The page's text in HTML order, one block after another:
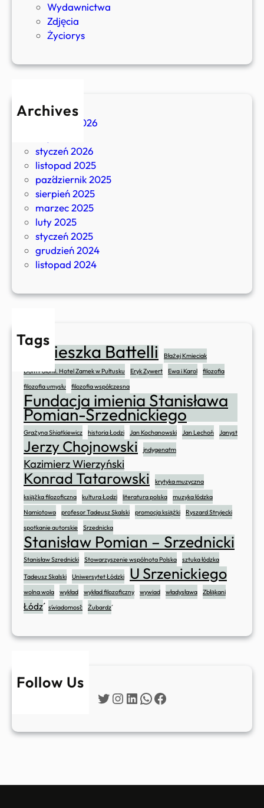
Wydawnictwa
Zdjęcia
Życiorys
Archives
kwiecień 2026
styczeń 2026
listopad 2025
październik 2025
sierpień 2025
marzec 2025
luty 2025
styczeń 2025
grudzień 2024
listopad 2024
Tags
Agnieszka Battelli
Błażej Kmieciak
Dom Polonii. Hotel Zamek w Pułtusku
Eryk Zywert Ewa i Karol
filozofia
filozofia umysłu
filozofia współczesna
Fundacja imienia Stanisława
Pomian-Srzednickiego
Grażyna Śniatkiewicz historia Łodzi Jan Kochanowski Jan Lechoń Janyst
Jerzy Chojnowski jndygenatm
Kazimierz Wierzyński
Konrad Tatarowski
krytyka muzyczna
książka filozoficzna
kultura Łodzi literatura polska
muzyka łódzka
Namiotowa
profesor Tadeusz Skalski promocja książki
Ryszard Stryjecki
spotkanie autorskie
Srzednicka
Stanisław Pomian – Srzednicki
Stanisław Szrednicki Stowarzyszenie wspólnota Polska sztuka łódzka
Tadeusz Skalski Uniwersytet Łódzki U Srzenickiego
wolna wola wykład wykład filozoficzny wywiad władysława Zbłąkani
Łódź świadomość Żubardź
Follow Us
Twitter Instagram LinkedIn WhatsApp Facebook